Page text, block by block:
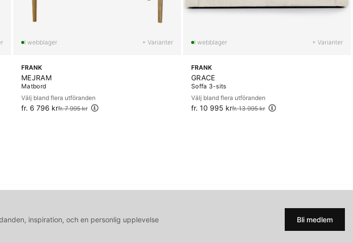
+ Varianter
FRANK
MEJRAM
Matbord
Välj bland flera utföranden
fr. 6 796 kr
Ordinarie pris:fr. 7 995 kr
+ Varianter
FRANK
GRACE
Soffa 3-sits
Välj bland flera utföranden
fr. 10 995 kr
Ordinarie pris:fr. 13 995 kr
inspiration, och en personlig upplevelse Bli medlem